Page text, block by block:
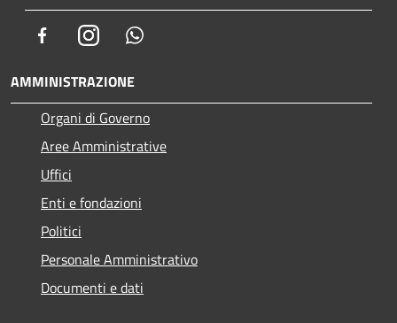
FacebookInstagram
AMMINISTRAZIONE
Organi di Governo
Aree Amministrative
Uffici
Enti e fondazioni
Politici
Personale Amministrativo
Documenti e dati